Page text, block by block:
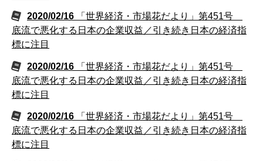
2020/02/16
「世界経済・市場花だより」第451号
底流で悪化する日本の企業収益／引き続き日本の経済指
標に注目
2020/02/16
「世界経済・市場花だより」第451号
底流で悪化する日本の企業収益／引き続き日本の経済指
標に注目
2020/02/16
「世界経済・市場花だより」第451号
底流で悪化する日本の企業収益／引き続き日本の経済指
標に注目